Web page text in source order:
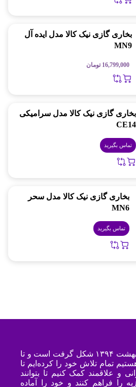
بخاری گازی نیک کالا مدل ایده آل
MN9
16,799,000 تومان
بخاری گازی نیک کالا مدل سرامیکی
CE14
تماس بگیرید
بخاری گازی نیک کالا مدل سحر
MN6
تماس بگیرید
داستان پرهوم در اردیبهشت ۱۳۹۴ شکل گرفت است و تا
تمام تلاش خود را کرده‌ایم تا
و علاقمند کمک کنیم تا بتوانند
را فراهم کنند و خود را آماده